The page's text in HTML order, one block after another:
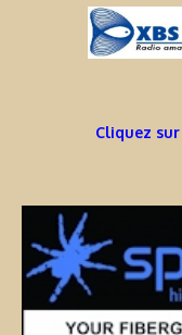
Cliquez sur